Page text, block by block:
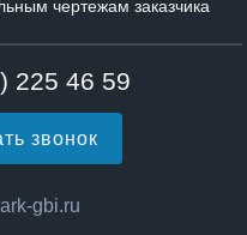
чертежам заказчика
225 46 59
звонок
gbi.ru